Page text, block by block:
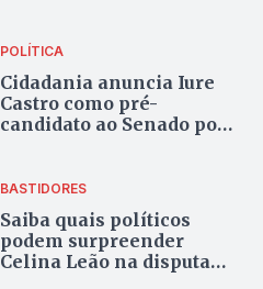
POLÍTICA
Cidadania anuncia Iure
Castro como pré-
candidato ao Senado por
BASTIDORES
Saiba quais políticos
podem surpreender
Celina Leão na disputa